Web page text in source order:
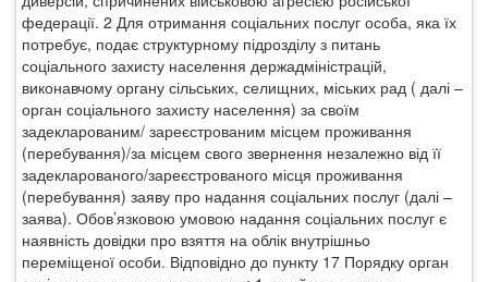
федерації. 2 Для отримання соціальних послуг особа, яка їх
потребує, подає структурному підрозділу з питань
соціального захисту населення держадміністрацій,
виконавчому органу сільських, селищних, міських рад ( далі –
орган соціального захисту населення) за своїм
задекларованим/ зареєстрованим місцем проживання
(перебування)/за місцем свого звернення незалежно від її
задекларованого/зареєстрованого місця проживання
(перебування) заяву про надання соціальних послуг (далі –
заява). Обов’язковою умовою надання соціальних послуг є
наявність довідки про взяття на облік внутрішньо
переміщеної особи. Відповідно до пункту 17 Порядку орган